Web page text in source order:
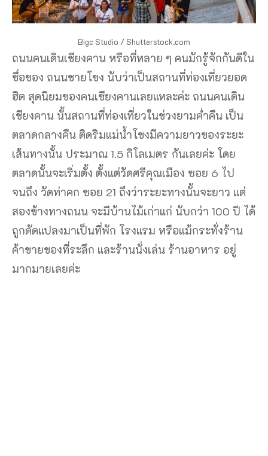
Bigc Studio / Shutterstock.com
ถนนคนเดินเชียงคาน หรือที่หลาย ๆ คนมักรู้จักกันดีใน
ชื่อของ ถนนชายโขง นับว่าเป็นสถานที่ท่องเที่ยวยอด
ฮิต สุดนิยมของคนเชียงคานเลยแหละค่ะ ถนนคนเดิน
เชียงคาน นั้นสถานที่ท่องเที่ยวในช่วงยามค่ำคืน เป็น
ตลาดกลางคืน ติดริมแม่น้ำโขงมีความยาวของระยะ
เส้นทางนั้น ประมาณ 1.5 กิโลเมตร กันเลยค่ะ โดย
ตลาดนั้นจะเริ่มตั้ง ตั้งแต่วัดศรีคุณเมือง ซอย 6 ไป
จนถึง วัดท่าคก ซอย 21 ถึงว่าระยะทางนั้นจะยาว แต่
สองข้างทางถนน จะมีบ้านไม้เก่าแก่ นับกว่า 100 ปี ได้
ถูกดัดแปลงมาเป็นที่พัก โรงแรม หรือแม้กระทั่งร้าน
ค้าขายของที่ระลึก และร้านนั่งเล่น ร้านอาหาร อยู่
มากมายเลยค่ะ